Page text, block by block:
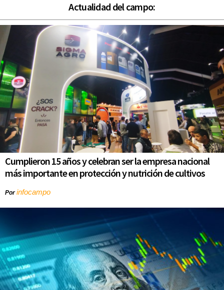
Actualidad del campo:
Cumplieron 15 años y celebran ser la empresa nacional
más importante en protección y nutrición de cultivos
Porinfocampo